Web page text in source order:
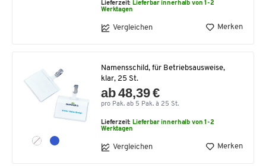
Lieferzeit: Lieferbar innerhalb von 1-2
Werktagen
Vergleichen Merken
Namensschild, für Betriebsausweise,
klar, 25 St.
ab 48,39 €
pro Pak. ab 5 Pak. à 25 St.
Lieferzeit: Lieferbar innerhalb von 1-2
Werktagen
Vergleichen Merken